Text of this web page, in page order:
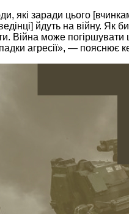
які заради цього
йдуть на війну. Як
Війна може погіршувати
агресії», — пояснює